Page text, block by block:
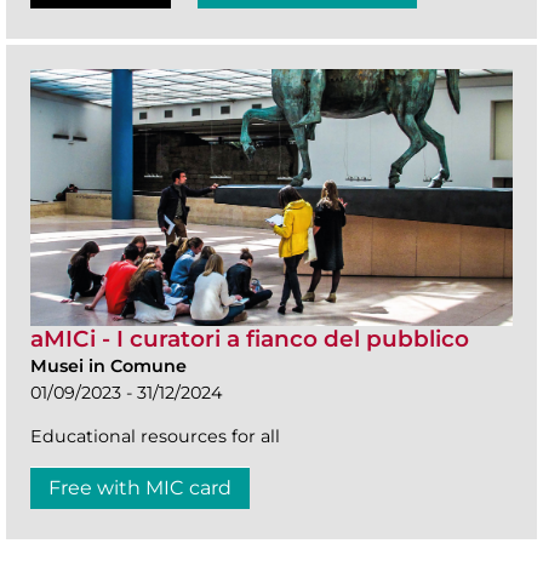
aMICi - I curatori a fianco del pubblico
Musei in Comune
01/09/2023 - 31/12/2024
Educational resources for all
Free with MIC card